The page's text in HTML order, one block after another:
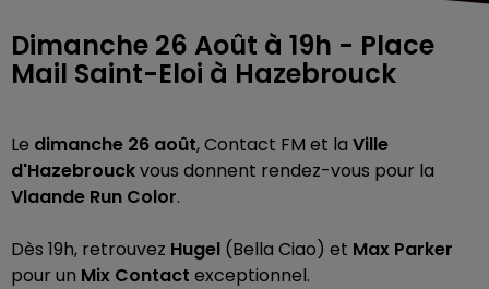
Dimanche 26 Août à 19h - Place
Mail Saint-Eloi à Hazebrouck
Le dimanche 26 août, Contact FM et la Ville
d'Hazebrouckvous donnent rendez-vous pour la
Vlaande Run Color.
Dès 19h, retrouvez Hugel (Bella Ciao) et Max Parker
pour un Mix Contact exceptionnel.